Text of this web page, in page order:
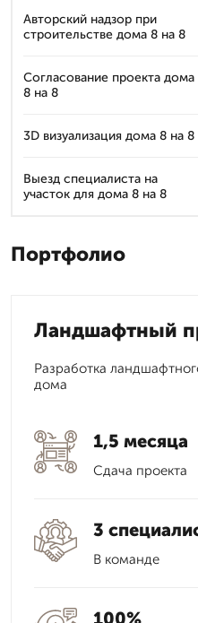
Авторский надзор при
строительстве дома 8 на 8
Согласование проекта дома
8 на 8
3D визуализация дома 8 на 8
Выезд специалиста на
участок для дома 8 на 8
Портфолио
Ландшафтный
Разработка
дома
1,5 месяца
Сдача проекта
3
В команде
100%